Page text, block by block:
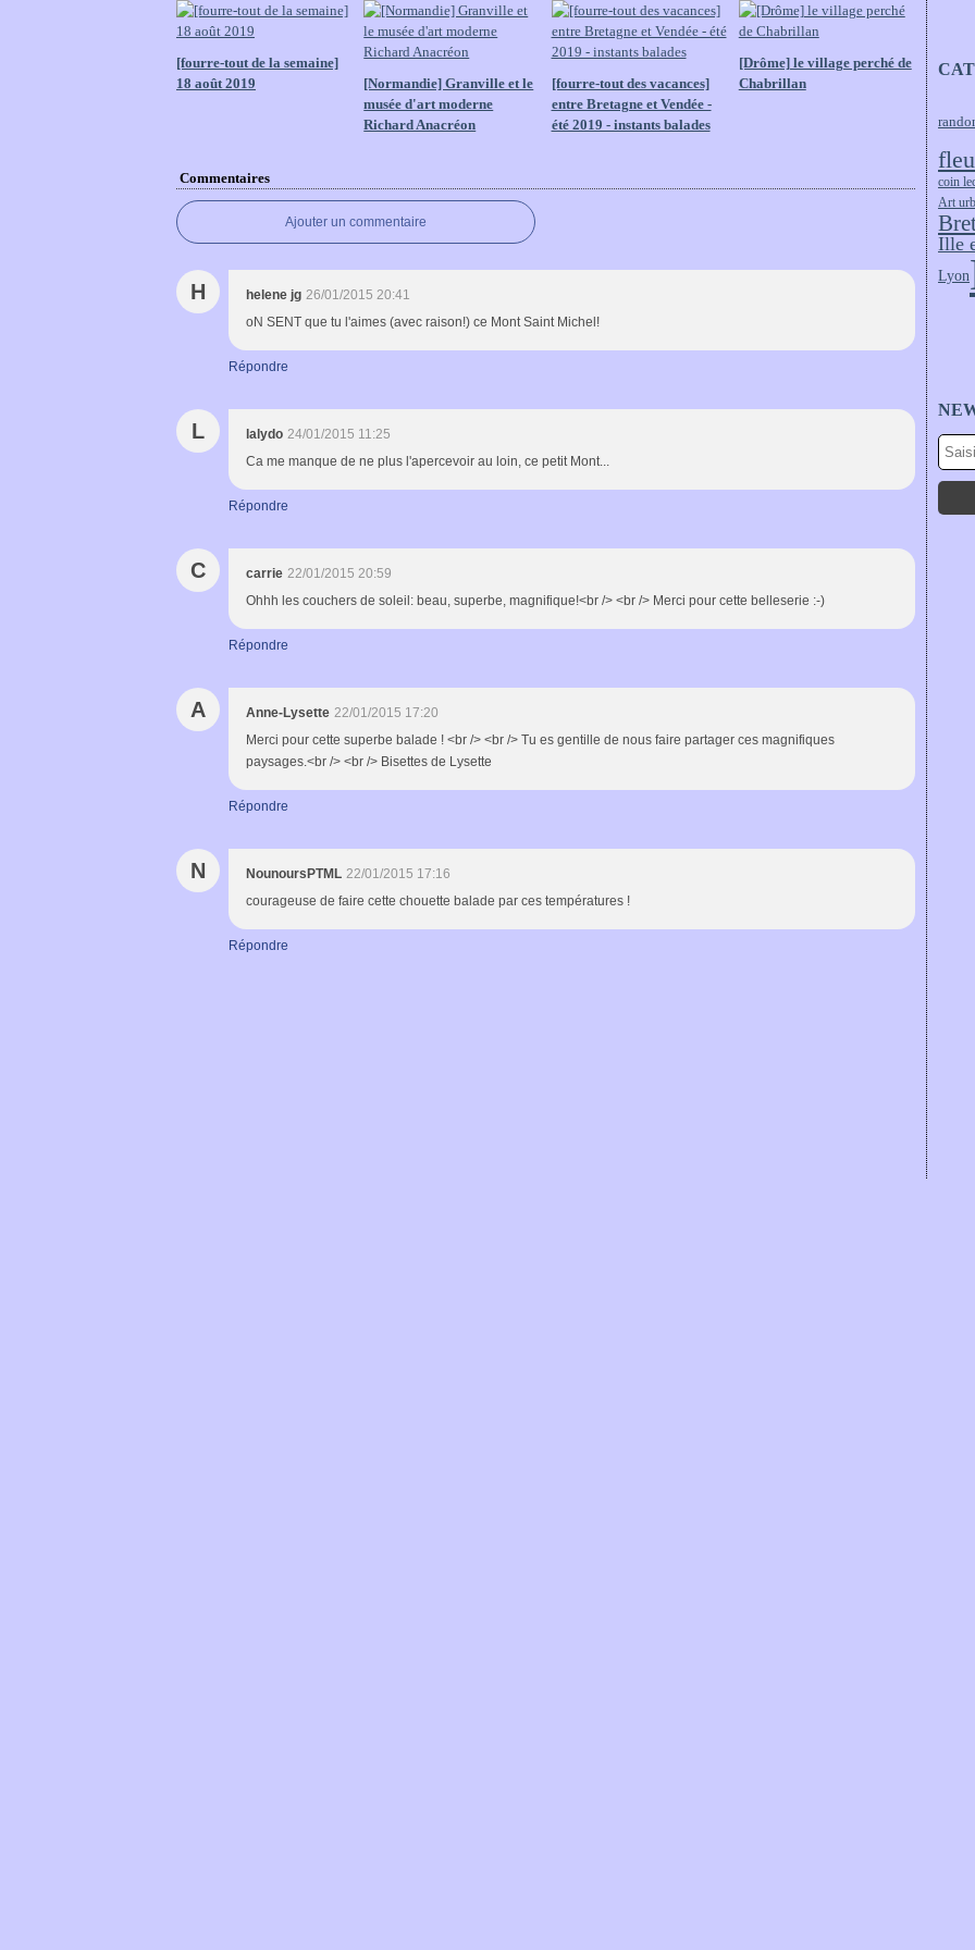
[fourre-tout de la semaine]
18 août 2019
[Normandie] Granville et le
musée d'art moderne
Richard Anacréon
[fourre-tout des vacances]
entre Bretagne et Vendée -
été 2019 - instants balades
[Drôme] le village perché de
Chabrillan
Commentaires
Ajouter un commentaire
H helene jg 26/01/2015 20:41
oN SENT que tu l'aimes (avec raison!) ce Mont Saint Michel!
Répondre
L lalydo 24/01/2015 11:25
Ca me manque de ne plus l'apercevoir au loin, ce petit Mont...
Répondre
C carrie 22/01/2015 20:59
Ohhh les couchers de soleil: beau, superbe, magnifique!<br /> <br /> Merci pour cette belleserie :-)
Répondre
A Anne-Lysette 22/01/2015 17:20
Merci pour cette superbe balade ! <br /> <br /> Tu es gentille de nous faire partager ces magnifiques
paysages.<br /> <br /> Bisettes de Lysette
Répondre
N NounoursPTML 22/01/2015 17:16
courageuse de faire cette chouette balade par ces températures !
Répondre
coin
Art
Ille
Lyon